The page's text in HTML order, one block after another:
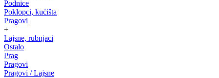
Podnice
Poklopci, kućišta
Pragovi
+
Lajsne, rubnjaci
Ostalo
Prag
Pragovi
Pragovi / Lajsne